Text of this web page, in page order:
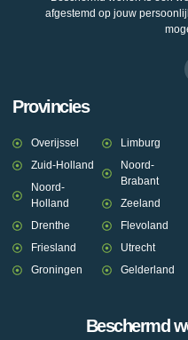
afgestemd op jouw
Provincies
Overijssel
Zuid-Holland
Noord-
Holland
Drenthe
Friesland
Groningen
Limburg
Noord-
Brabant
Zeeland
Flevoland
Utrecht
Gelderland
Beschermd